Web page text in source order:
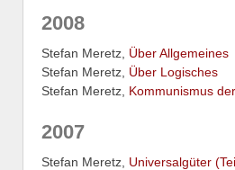
2008
Stefan Meretz, Über Allgemeines
Stefan Meretz, Über Logisches
Stefan Meretz, Kommunismus
2007
Stefan Meretz, Universalgüter